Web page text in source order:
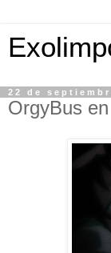
22 de
OrgyBus